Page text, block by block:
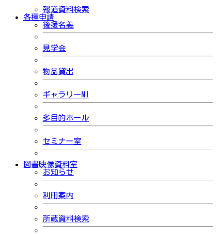
報道資料検索
各種申請
後援名義
見学会
物品貸出
ギャラリーMI
多目的ホール
セミナー室
図書映像資料室
お知らせ
利用案内
所蔵資料検索